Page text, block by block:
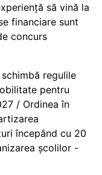
să vină la
financiare sunt
concurs
regulile
pentru
/ Ordinea în
începând cu 20
școlilor -